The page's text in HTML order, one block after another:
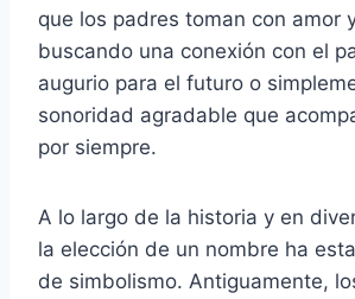
que los padres toman con amor
buscando una conexión con el
augurio para el futuro o
sonoridad agradable que
por siempre.
A lo largo de la historia y en
la elección de un nombre ha
de simbolismo. Antiguamente,